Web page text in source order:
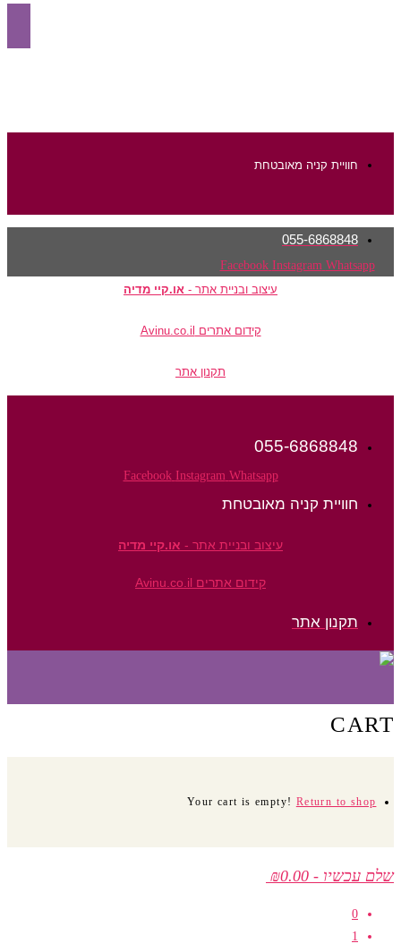
חוויית קניה מאובטחת
055-6868848
Facebook Instagram Whatsapp
עיצוב ובניית אתר -או.קיי מדיה
קידום אתרים Avinu.co.il
תקנון אתר
055-6868848
Facebook Instagram Whatsapp
חוויית קניה מאובטחת
עיצוב ובניית אתר -או.קיי מדיה
קידום אתרים Avinu.co.il
תקנון אתר
CART
Your cart is empty!Return to shop
שלם עכשיו -
₪0.00
0
1